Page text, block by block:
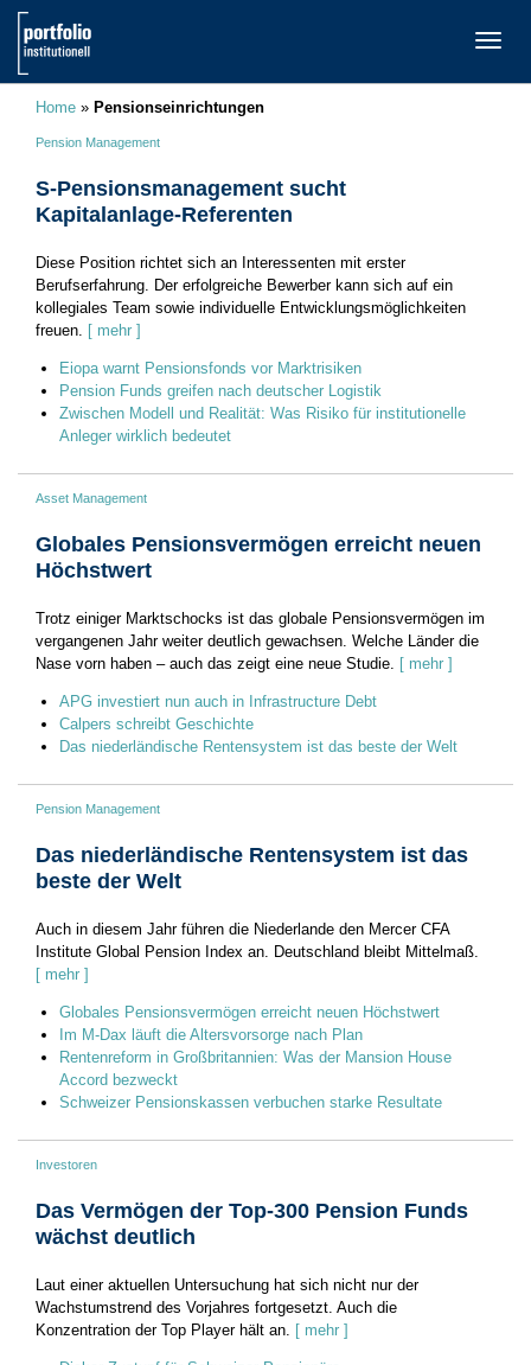
Home » Pensionseinrichtungen
Pension Management
S-Pensionsmanagement sucht
Kapitalanlage-Referenten
Diese Position richtet sich an Interessenten mit erster
Berufserfahrung. Der erfolgreiche Bewerber kann sich auf ein
kollegiales Team sowie individuelle Entwicklungsmöglichkeiten
freuen. [ mehr ]
Eiopa warnt Pensionsfonds vor Marktrisiken
Pension Funds greifen nach deutscher Logistik
Zwischen Modell und Realität: Was Risiko für institutionelle
Anleger wirklich bedeutet
Asset Management
Globales Pensionsvermögen erreicht neuen
Höchstwert
Trotz einiger Marktschocks ist das globale Pensionsvermögen im
vergangenen Jahr weiter deutlich gewachsen. Welche Länder die
Nase vorn haben – auch das zeigt eine neue Studie. [ mehr ]
APG investiert nun auch in Infrastructure Debt
Calpers schreibt Geschichte
Das niederländische Rentensystem ist das beste der Welt
Pension Management
Das niederländische Rentensystem ist das
beste der Welt
Auch in diesem Jahr führen die Niederlande den Mercer CFA
Institute Global Pension Index an. Deutschland bleibt Mittelmaß.
[ mehr ]
Globales Pensionsvermögen erreicht neuen Höchstwert
Im M-Dax läuft die Altersvorsorge nach Plan
Rentenreform in Großbritannien: Was der Mansion House
Accord bezweckt
Schweizer Pensionskassen verbuchen starke Resultate
Investoren
Das Vermögen der Top-300 Pension Funds
wächst deutlich
Laut einer aktuellen Untersuchung hat sich nicht nur der
Wachstumstrend des Vorjahres fortgesetzt. Auch die
Konzentration der Top Player hält an. [ mehr ]